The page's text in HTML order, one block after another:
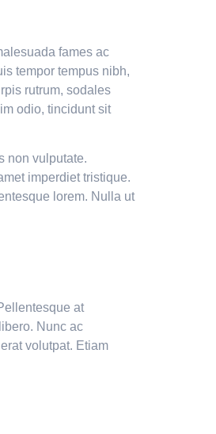
fames ac
tempor tempus nibh,
rutrum, sodales
odio, tincidunt sit
non vulputate.
imperdiet tristique.
lorem. Nulla ut
at
Nunc ac
volutpat. Etiam